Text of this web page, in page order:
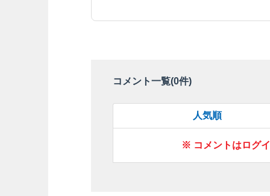
コメント一覧(0件)
人気順
※ コメントはログ